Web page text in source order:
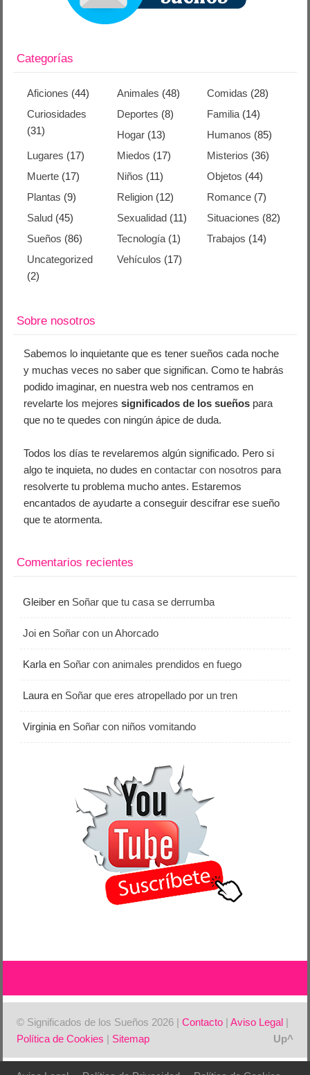
Categorías
Aficiones (44) Animales (48) Comidas (28)
Curiosidades
(31)
Deportes (8) Familia(14)
Hogar (13) Humanos (85)
Lugares (17) Miedos (17) Misterios (36)
Muerte (17) Niños (11) Objetos (44)
Plantas (9) Religion (12) Romance(7)
Salud (45) Sexualidad (11) Situaciones (82)
Sueños (86) Tecnología (1) Trabajos (14)
Uncategorized
(2)
Vehículos (17)
Sobre nosotros
Sabemos lo inquietante que es tener sueños cada noche
y muchas veces no saber que significan. Como te habrás
podido imaginar, en nuestra web nos centramos en
revelarte los mejoressignificados de los sueños para
que no te quedes con ningún ápice de duda.
Todos los días te revelaremos algún significado. Pero si
algo te inquieta, no dudes encontactar con nosotros para
resolverte tu problema mucho antes. Estaremos
encantados de ayudarte a conseguir descifrar ese sueño
que te atormenta.
Comentarios recientes
Gleiber en Soñar que tu casa se derrumba
Joi en Soñar con un Ahorcado
Karla en Soñar con animales prendidos en fuego
Laura en Soñar que eres atropellado por un tren
Virginia en Soñar con niños vomitando
© Significados de los Sueños 2026 |Contacto |Aviso Legal |
Política de Cookies | Sitemap